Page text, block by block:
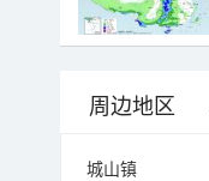
周边地区
城山镇